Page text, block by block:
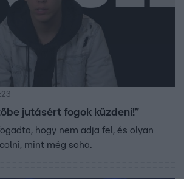
jutásért fogok küzdeni!”
hogy nem adja fel, és olyan
mint még soha.